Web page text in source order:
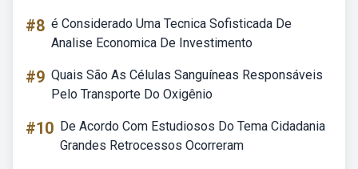
#8 é Considerado Uma Tecnica Sofisticada De
Analise Economica De Investimento
#9 Quais São As Células Sanguíneas Responsáveis
Pelo Transporte Do Oxigênio
#10 De Acordo Com Estudiosos Do Tema Cidadania
Grandes Retrocessos Ocorreram